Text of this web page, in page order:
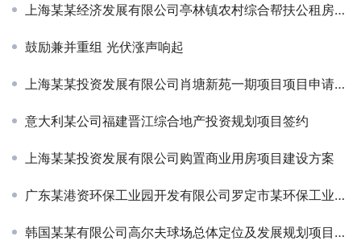
上海某某经济发展有限公司亭林镇农村综合帮扶公租房项目建设方案
鼓励兼并重组 光伏涨声响起
上海某某投资发展有限公司肖塘新苑一期项目项目申请报告
意大利某公司福建晋江综合地产投资规划项目签约
上海某某投资发展有限公司购置商业用房项目建设方案
广东某港资环保工业园开发有限公司罗定市某环保工业园投资规划项目签约
韩国某某有限公司高尔夫球场总体定位及发展规划项目签约